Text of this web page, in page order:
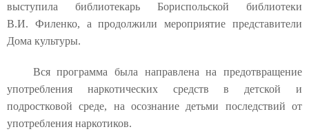
выступила библиотекарь Бориспольской библиотеки
В.И. Филенко, а продолжили мероприятие представители
Дома культуры.
Вся программа была направлена на предотвращение
употребления наркотических средств в детской и
подростковой среде, на осознание детьми последствий от
употребления наркотиков.